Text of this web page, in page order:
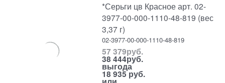
*Серьги цв Красное арт. 02-
3977-00-000-1110-48-819 (вес
3,37 г)
02-3977-00-000-1110-48-819
57 379руб.
38 444руб.
выгода
18 935 руб.